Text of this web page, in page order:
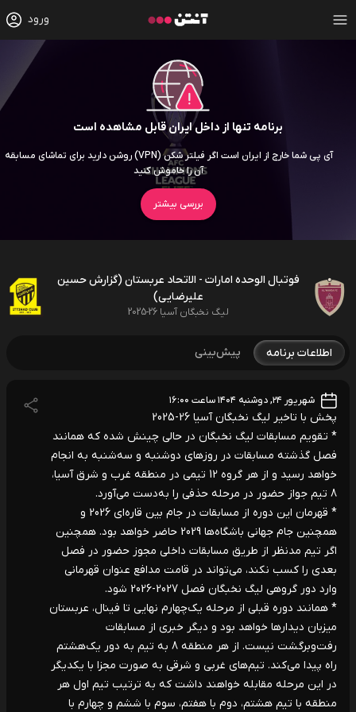
ورود
برنامه تنها از داخل ایران قابل مشاهده است
آی پی شما خارج از ایران است اگر فیلتر شکن (VPN) روشن دارید برای تماشای مسابقه
آن را خاموش کنید
بررسی بیشتر
فوتبال الوحده امارات - الاتحاد عربستان (گزارش حسین
علیرضایی)
لیگ نخبگان آسیا 26-2025
اطلاعات برنامه پیش‌بینی
شهریور ۲۴, دوشنبه ۱۴۰۴ ساعت ۱۶:۰۰
پخش با تاخیر لیگ نخبگان آسیا 26-2025
* تقویم مسابقات لیگ نخبگان در حالی چینش شده که همانند
فصل گذشته مسابقات در روزهای دوشنبه و سه‌شنبه به انجام
خواهد رسید و از هر گروه 12 تیمی در منطقه غرب و شرق آسیا،
8 تیم جواز حضور در مرحله حذفی را به‌دست می‌آورد.
* قهرمان این دوره از مسابقات در جام بین قاره‌ای 2026 و
همچنین جام جهانی باشگاه‌ها 2029 حاضر خواهد بود. همچنین
اگر تیم مدنظر از طریق مسابقات داخلی مجوز حضور در فصل
بعدی را کسب نکند، می‌تواند در قامت مدافع عنوان قهرمانی
وارد دور گروهی لیگ نخبگان فصل 2027-2026 شود.
* همانند دوره قبلی از مرحله یک‌چهارم نهایی تا فینال، عربستان
میزبان دیدارها خواهد بود و دیگر خبری از مسابقات
رفت‌وبرگشت نیست. از هر منطقه 8 به تیم به دور یک‌هشتم
راه پیدا می‌کند. تیم‌های غربی و شرقی به صورت مجزا با یکدیگر
در این مرحله مقابله خواهند داشت که به ترتیب تیم اول هر
منطقه با تیم هشتم، دوم با هفتم، سوم با ششم و چهارم با